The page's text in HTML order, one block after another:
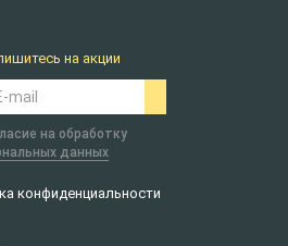
конфиденциальности
на акции
на обработку
данных